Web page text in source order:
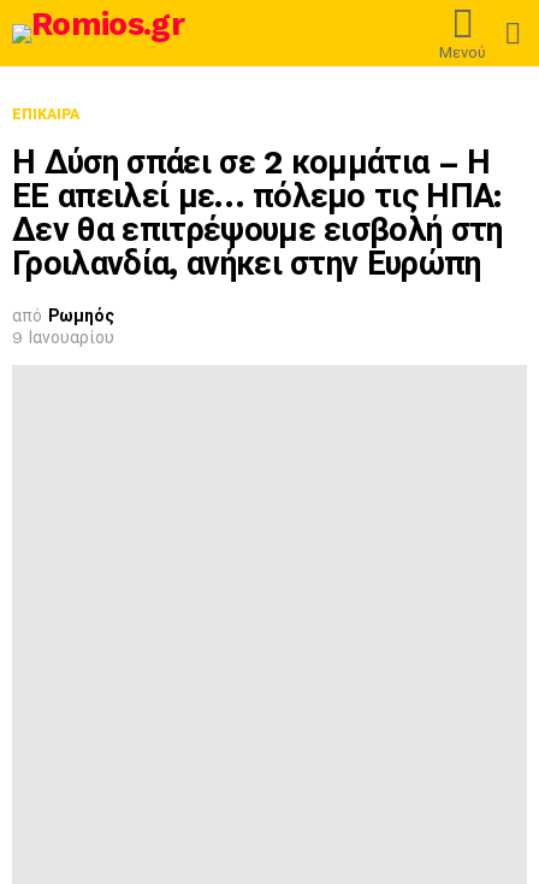
Μενού
ΕΠΊΚΑΙΡΑ
Η Δύση σπάει σε 2 κομμάτια – Η
ΕΕ απειλεί με… πόλεμο τις ΗΠΑ:
Δεν θα επιτρέψουμε εισβολή στη
Γροιλανδία, ανήκει στην Ευρώπη
από Ρωμηός
9 Ιανουαρίου